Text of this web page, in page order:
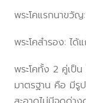
พระโคแรกนาขวั
พระโคสำรอง: ได้
พระโคทั้ง 2 คู่เป็
มาตรฐาน คือ มีรู